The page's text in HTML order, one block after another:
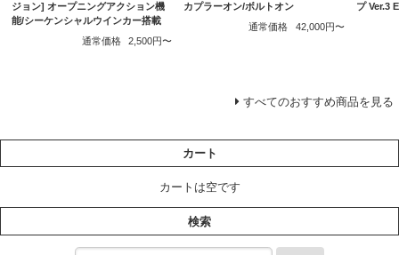
ジョン] オープニングアクション機
能/シーケンシャルウインカー搭載
通常価格
2,500円〜
カプラーオン/ボルトオン
通常価格
42,000円〜
プ Ver.3
すべてのおすすめ商品を見る
カート
カートは空です
検索